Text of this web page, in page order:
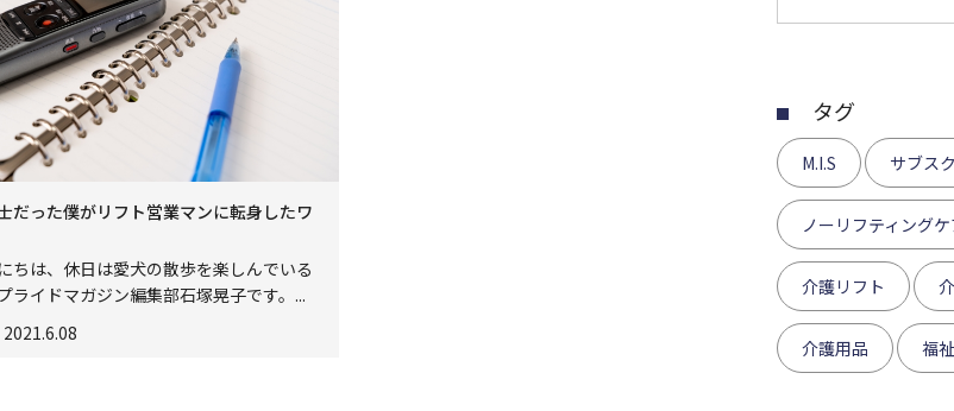
だった僕がリフト営業マンに転身したワ
ちは、休日は愛犬の散歩を楽しんでいる
ライドマガジン編集部石塚晃子です。...
タグ
M.I.S サブス
ノーリフティング
介護リフト
介護用品 福